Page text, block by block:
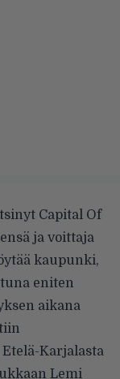
Capital Of
ja voittaja
kaupunki,
eniten
aikana
Karjalasta
Lemi